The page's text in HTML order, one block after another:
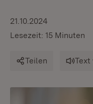
21.10.2024
Lesezeit: 15 Minuten
Teilen Text